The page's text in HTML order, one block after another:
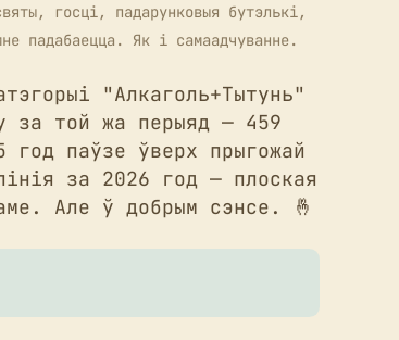
госці, падарунковыя бутэлькі,
падабаецца. Як і самаадчуванне.
"Алкаголь+Тытунь"
за той жа перыяд — 459
паўзе ўверх прыгожай
за 2026 год — плоская
Але ў добрым сэнсе. 🤞